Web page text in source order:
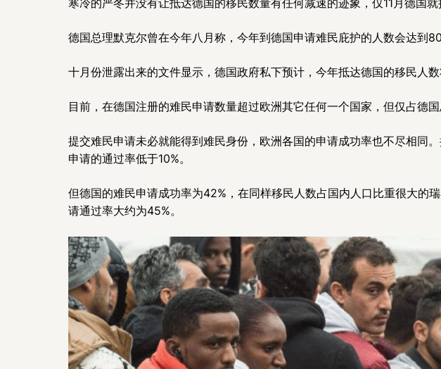
德国总理默克尔曾在今年八月称，今年到德国申请难民庇护的人数会达到80
十月份泄露出来的文件显示，德国政府私下预计，今年抵达德国的移民人数
目前，在德国注册的难民申请数量超过欧洲其它任何一个国家，但仅占德
提交难民申请未必就能得到难民身份，欧洲各国的申请成功率也不尽相同
申请的通过率低于10%。
但德国的难民申请成功率为42%，在同样移民人数占国内人口比重很大的
请通过率大约为45%。